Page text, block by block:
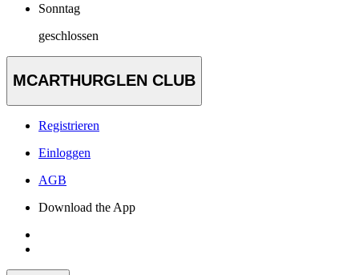
Sonntag
geschlossen
MCARTHURGLEN CLUB
Registrieren
Einloggen
AGB
Download the App